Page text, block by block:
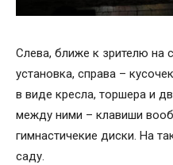
Слева, ближе к зрителю на
установка, справа –
в виде кресла, торшера и
между ними – клавиши
гимнастичекие диски. На
саду.